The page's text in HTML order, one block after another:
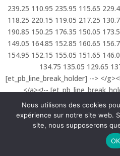
Nous utilisons des cookies
expérience sur notre site web.
site, nous supposerons
OK